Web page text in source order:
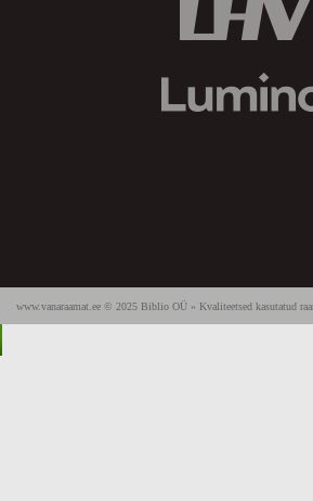
www.vanaraamat.ee © 2025 Biblio OÜ » Kvaliteetsed kasutatud